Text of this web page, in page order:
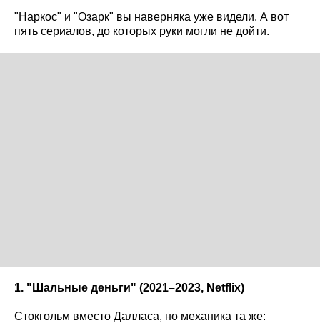
"Наркос" и "Озарк" вы наверняка уже видели. А вот
пять сериалов, до которых руки могли не дойти.
1. "Шальные деньги" (2021–2023, Netflix)
Стокгольм вместо Далласа, но механика та же: